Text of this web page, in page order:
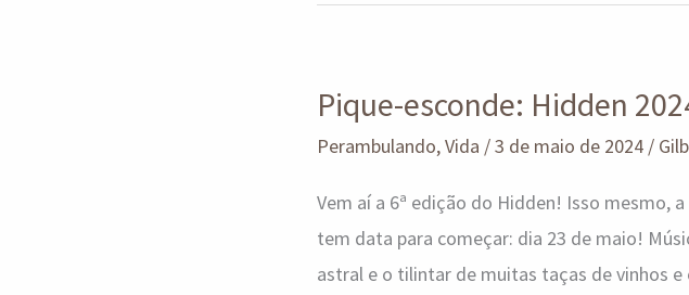
Pique-esconde: Hidden
Perambulando,Vida /3 de maio de 2024 /
Vem aí a 6ª edição do Hidden! Isso mesmo,
tem data para começar: dia 23 de maio!
astral e o tilintar de muitas taças de vinhos
esconde:
Hidden
is
back!